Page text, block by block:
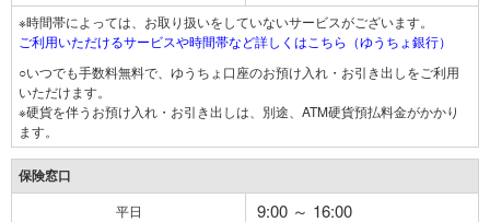
※時間帯によっては、お取り扱いをしていないサービスがございます。
ご利用いただけるサービスや時間帯など詳しくはこちら（ゆうちょ銀行）
○いつでも手数料無料で、ゆうちょ口座のお預け入れ・お引き出しをご利用
いただけます。
※硬貨を伴うお預け入れ・お引き出しは、別途、ATM硬貨預払料金がかかり
ます。
保険窓口
平日 9:00 ～ 16:00